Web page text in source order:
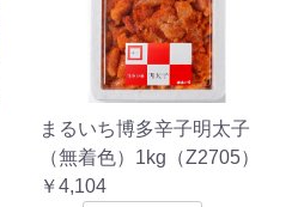
まるいち博多辛子明太子
（無着色）1kg（Z2705）
￥4,104